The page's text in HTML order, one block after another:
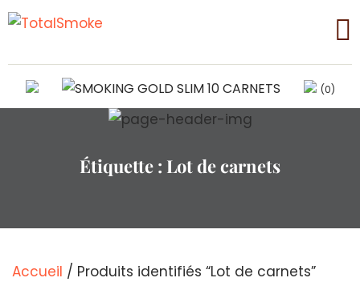
(0)
Étiquette : Lot de carnets
Accueil / Produits identifiés “Lot de carnets”